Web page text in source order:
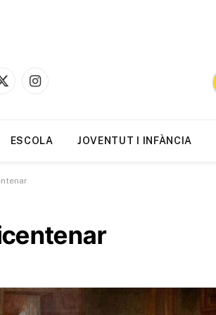
X
Instagram
ESCOLA JOVENTUT I INFÀNCIA